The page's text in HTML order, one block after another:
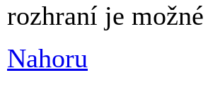
rozhraní je
Nahoru